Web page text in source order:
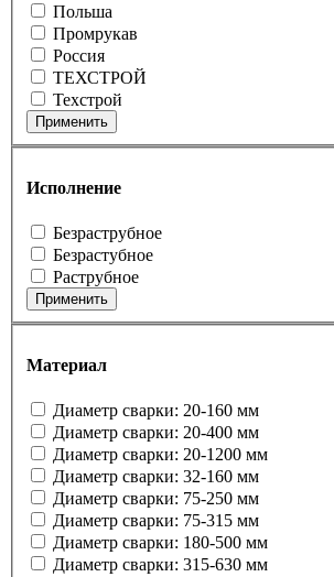
Польша
Промрукав
Россия
ТЕХСТРОЙ
Техстрой
Применить
Исполнение
Безраструбное
Безрастубное
Раструбное
Применить
Материал
Диаметр сварки: 20-160 мм
Диаметр сварки: 20-400 мм
Диаметр сварки: 20-1200 мм
Диаметр сварки: 32-160 мм
Диаметр сварки: 75-250 мм
Диаметр сварки: 75-315 мм
Диаметр сварки: 180-500 мм
Диаметр сварки: 315-630 мм